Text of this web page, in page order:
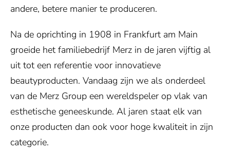
andere, betere manier te produceren.
Na de oprichting in 1908 in Frankfurt am Main
groeide het familiebedrijf Merz in de jaren vijftig al
uit tot een referentie voor innovatieve
beautyproducten. Vandaag zijn we als onderdeel
van de Merz Group een wereldspeler op vlak van
esthetische geneeskunde. Al jaren staat elk van
onze producten dan ook voor hoge kwaliteit in zijn
categorie.